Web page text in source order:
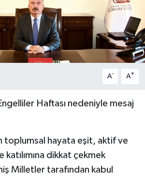
A- A+
Haftası nedeniyle mesaj
toplumsal hayata eşit, aktif ve
dikkat çekmek
Milletler tarafından kabul